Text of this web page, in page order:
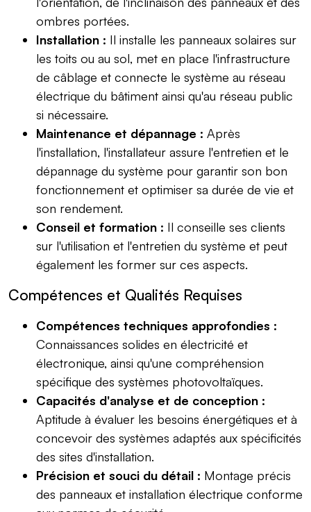
ombres portées.
Installation : Il installe les panneaux solaires sur
les toits ou au sol, met en place l'infrastructure
de câblage et connecte le système au réseau
électrique du bâtiment ainsi qu'au réseau public
si nécessaire.
Maintenance et dépannage : Après
l'installation, l'installateur assure l'entretien et le
dépannage du système pour garantir son bon
fonctionnement et optimiser sa durée de vie et
son rendement.
Conseil et formation : Il conseille ses clients
sur l'utilisation et l'entretien du système et peut
également les former sur ces aspects.
Compétences et Qualités Requises
Compétences techniques approfondies :
Connaissances solides en électricité et
électronique, ainsi qu'une compréhension
spécifique des systèmes photovoltaïques.
Capacités d'analyse et de conception :
Aptitude à évaluer les besoins énergétiques et à
concevoir des systèmes adaptés aux spécificités
des sites d'installation.
Précision et souci du détail : Montage précis
des panneaux et installation électrique conforme